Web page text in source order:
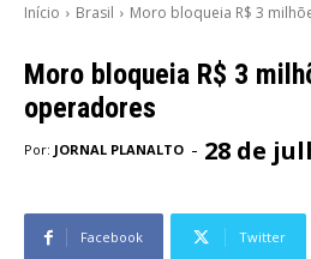
Início Brasil Moro bloqueia R$ 3
Moro bloqueia R$ 3
operadores
Por: JORNAL PLANALTO - 28 de
Facebook Twitter